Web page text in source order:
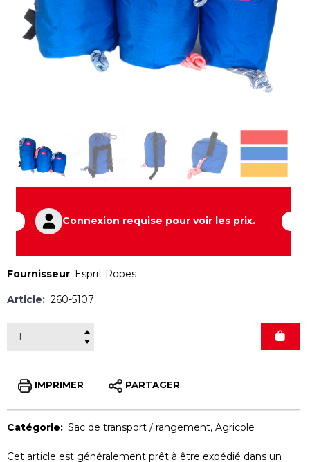
Connexion requise pour voir les prix.
Fournisseur: Esprit Ropes
Article: 260-5107
IMPRIMER PARTAGER
Catégorie: Sac de transport / rangement, Agricole
Cet article est généralement prêt à être expédié dans un